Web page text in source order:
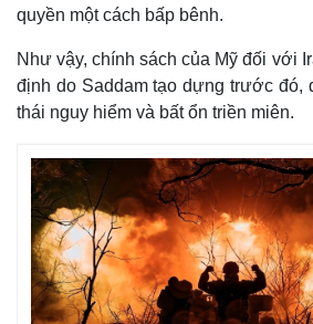
quyền một cách bấp bênh.
Như vậy, chính sách của Mỹ đối với
định do Saddam tạo dựng trước đó,
thái nguy hiểm và bất ổn triền miên.